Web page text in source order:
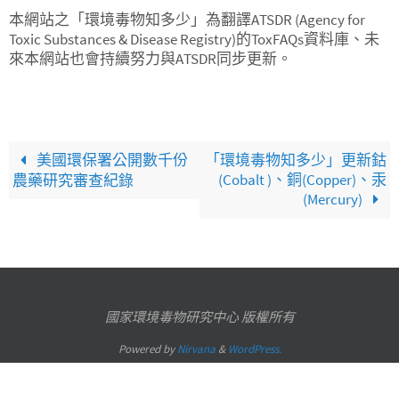
本網站之「環境毒物知多少」為翻譯ATSDR (Agency for
Toxic Substances & Disease Registry)的ToxFAQs資料庫、未
來本網站也會持續努力與ATSDR同步更新。
美國環保署公開數千份
農藥研究審查紀錄
「環境毒物知多少」更新鈷
(Cobalt )、銅(Copper)、汞
(Mercury)
國家環境毒物研究中心 版權所有
Powered byNirvana& WordPress.